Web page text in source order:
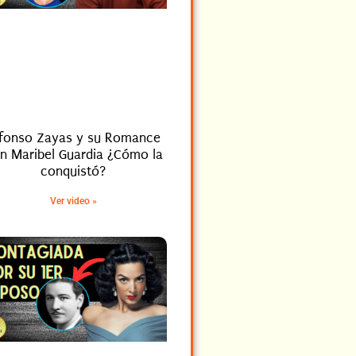
Zayas y su Romance
Maribel Guardia ¿Cómo la
conquistó?
Ver video »